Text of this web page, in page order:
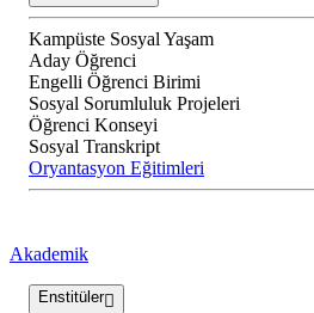
Kampüste Sosyal Yaşam
Aday Öğrenci
Engelli Öğrenci Birimi
Sosyal Sorumluluk Projeleri
Öğrenci Konseyi
Sosyal Transkript
Oryantasyon Eğitimleri
Akademik
Enstitüler